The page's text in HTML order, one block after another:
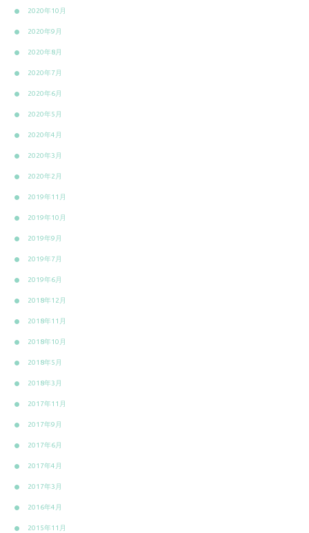
2020年10月
2020年9月
2020年8月
2020年7月
2020年6月
2020年5月
2020年4月
2020年3月
2020年2月
2019年11月
2019年10月
2019年9月
2019年7月
2019年6月
2018年12月
2018年11月
2018年10月
2018年5月
2018年3月
2017年11月
2017年9月
2017年6月
2017年4月
2017年3月
2016年4月
2015年11月